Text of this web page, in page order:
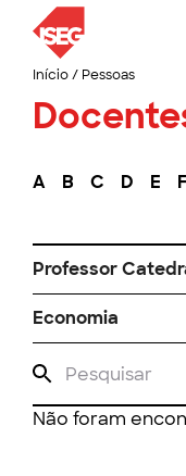
Início/ Pessoas
A B C D E F
Professor
Economia
Não foram